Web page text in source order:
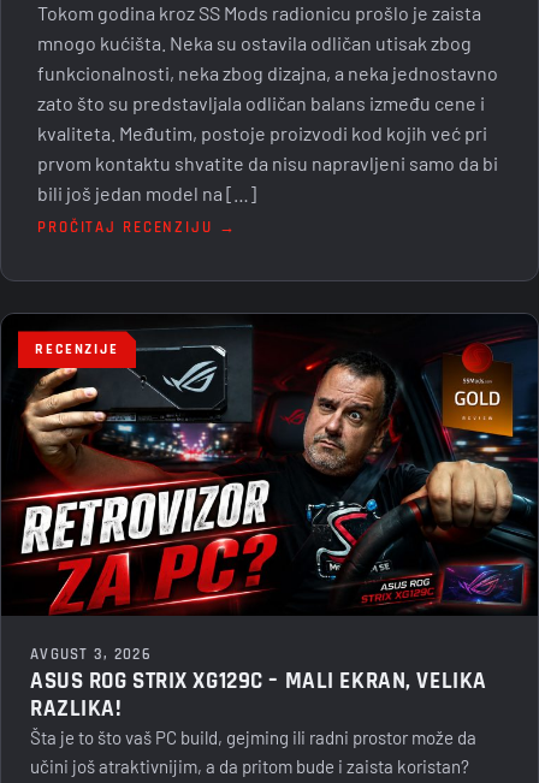
Tokom godina kroz SS Mods radionicu prošlo je zaista
mnogo kućišta. Neka su ostavila odličan utisak zbog
funkcionalnosti, neka zbog dizajna, a neka jednostavno
zato što su predstavljala odličan balans između cene i
kvaliteta. Međutim, postoje proizvodi kod kojih već pri
prvom kontaktu shvatite da nisu napravljeni samo da bi
bili još jedan model na […]
PROČITAJ RECENZIJU →
RECENZIJE
AVGUST 3, 2026
ASUS ROG STRIX XG129C – MALI EKRAN, VELIKA
RAZLIKA!
Šta je to što vaš PC build, gejming ili radni prostor može da
učini još atraktivnijim, a da pritom bude i zaista koristan?